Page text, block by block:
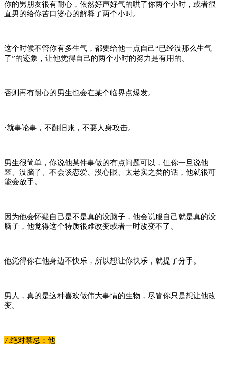
你的男朋友很有耐心，依然好声好气的哄了你两个小时，或者很
直男的给你苦口婆心的解释了两个小时。
这个时候不管你有多生气，都要给他一点自己“已经没那么生气
了”的迹象，让他觉得自己的两个小时的努力是有用的。
否则再有耐心的男生也会在某个临界点爆发。
·就事论事，不翻旧账，不要人身攻击。
男生很简单，你说他某件事做的有点问题可以，但你一旦说他
笨、没脑子、不会谈恋爱、没心眼、太老实之类的话，他就很可
能会放手。
因为他会怀疑自己是不是真的没脑子，他会说服自己就是真的没
脑子，他觉得这个特质很难改变或者一时改变不了。
他觉得你在他身边不快乐，所以想让你快乐，就提了分手。
男人，真的是这种喜欢做伟大事情的生物，尽管你只是想让他改
变。
7.绝对禁忌：他